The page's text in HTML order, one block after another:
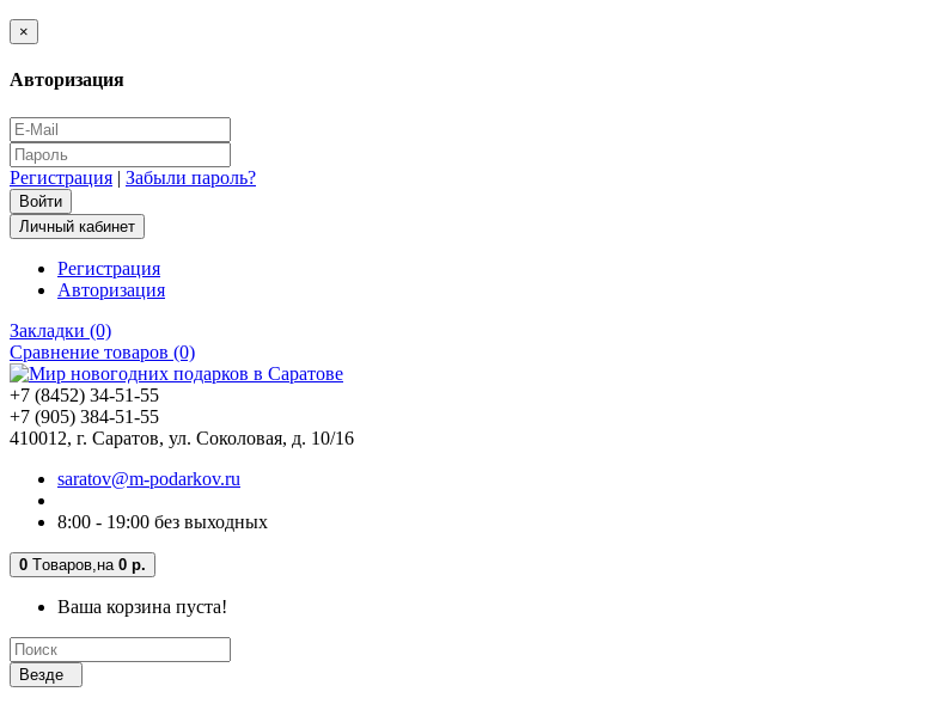
×
Авторизация
Регистрация | Забыли пароль?
Личный кабинет
Регистрация
Авторизация
Закладки (0)
Сравнение товаров (0)
+7 (8452) 34-51-55
+7 (905) 384-51-55
410012, г. Саратов, ул. Соколовая, д. 10/16
saratov@m-podarkov.ru
8:00 - 19:00 без выходных
0 Tоваров, на 0 р.
Ваша корзина пуста!
Везде